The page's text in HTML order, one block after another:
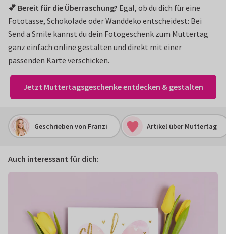
💕 Bereit für die Überraschung? Egal, ob du dich für eine
Fototasse, Schokolade oder Wanddeko entscheidest: Bei
Send a Smile kannst du dein Fotogeschenk zum Muttertag
ganz einfach online gestalten und direkt mit einer
passenden Karte verschicken.
Jetzt Muttertagsgeschenke entdecken & gestalten
Geschrieben von Franzi Artikel über Muttertag
Auch interessant für dich: